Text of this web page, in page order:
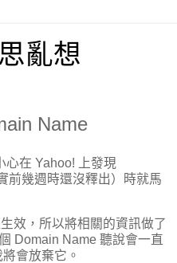
亂想
Name
心在 Yahoo! 上發現
前幾週時還沒釋出）時就馬
效，所以將相關的資訊做了
Domain Name 聽說會一直
會放棄它。